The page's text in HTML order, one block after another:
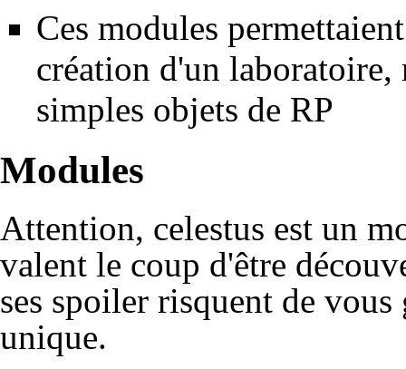
Ces modules
création d'un laboratoire,
simples objets de RP
Modules
Attention, celestus est un
valent le coup d'être
ses spoiler risquent de
unique.